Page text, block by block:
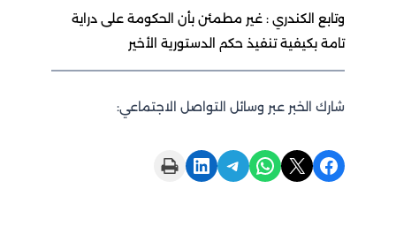
وتابع الكندري : غير مطمئن بأن الحكومة على دراية
تامة بكيفية تنفيذ حكم الدستورية الأخير
شارك الخبر عبر وسائل التواصل الاجتماعي:
Share on Facebook
Share on X
Share on WhatsApp
Share on Telegram
Share on LinkedIn
Print this Page